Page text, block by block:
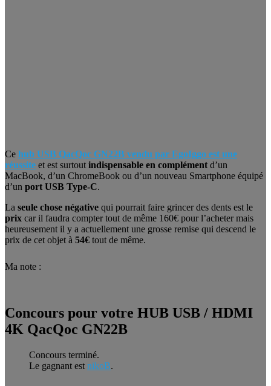
Ce hub USB QacQoc GN22B vendu par EgoIggo est une
réussite et est surtout indispensable en complément d’un
MacBook, d’un ChromeBook ou d’un nouveau Smartphone équipé
d’un port USB Type-C.
La seule chose négative qui pourrait faire grincer des dents est le
prix car il faudra compter tout de même 160€ pour l’acheter mais
heureusement il y a actuellement une grosse remise qui descend le
prix de cet objet à 54€ tout de même.
Ma note :
Concours pour votre HUB USB / HDMI
4K QacQoc GN22B
Concours terminé.
Le gagnant est nikoB.